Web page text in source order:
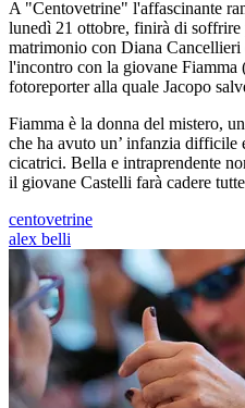
A "Centovetrine" l'affascinante
lunedì 21 ottobre, finirà di
matrimonio con Diana Cancellieri
l'incontro con la giovane Fiamma
fotoreporter alla quale Jacopo
Fiamma è la donna del mistero,
che ha avuto un’ infanzia difficile
cicatrici. Bella e intraprendente
il giovane Castelli farà cadere
centovetrine
alex belli